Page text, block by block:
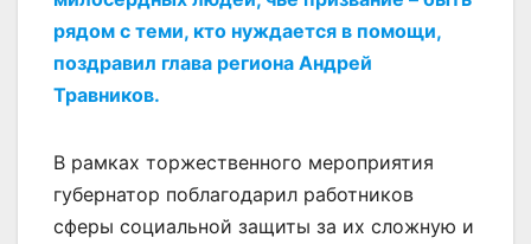
рядом с теми, кто нуждается в помощи,
поздравил глава региона Андрей
Травников.
В рамках торжественного мероприятия
губернатор поблагодарил работников
сферы социальной защиты за их сложную и